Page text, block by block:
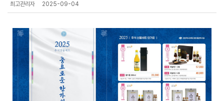
최고관리자 2025-09-04